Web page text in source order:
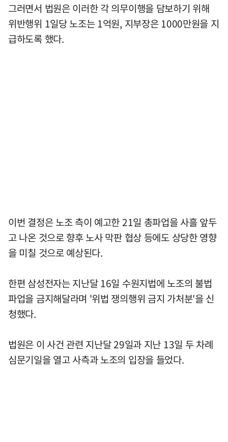
그러면서 법원은 이러한 각 의무이행을 담보하기 위해
위반행위 1일당 노조는 1억원, 지부장은 1000만원을 지
급하도록 했다.
이번 결정은 노조 측이 예고한 21일 총파업을 사흘 앞두
고 나온 것으로 향후 노사 막판 협상 등에도 상당한 영향
을 미칠 것으로 예상된다.
한편 삼성전자는 지난달 16일 수원지법에 노조의 불법
파업을 금지해달라며 '위법 쟁의행위 금지 가처분'을 신
청했다.
법원은 이 사건 관련 지난달 29일과 지난 13일 두 차례
심문기일을 열고 사측과 노조의 입장을 들었다.